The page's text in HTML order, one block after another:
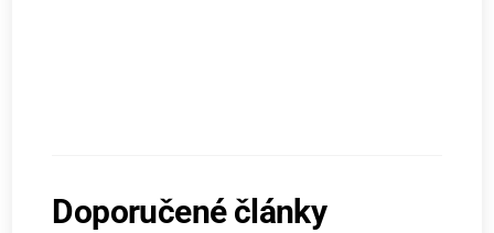
Doporučené články